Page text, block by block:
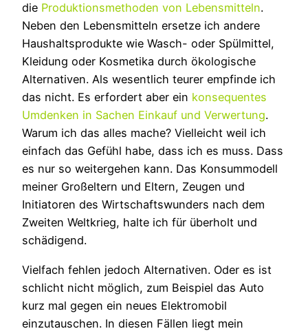
die Produktionsmethoden von Lebensmitteln.
Neben den Lebensmitteln ersetze ich andere
Haushaltsprodukte wie Wasch- oder Spülmittel,
Kleidung oder Kosmetika durch ökologische
Alternativen. Als wesentlich teurer empfinde ich
das nicht. Es erfordert aber ein konsequentes
Umdenken in Sachen Einkauf und Verwertung.
Warum ich das alles mache? Vielleicht weil ich
einfach das Gefühl habe, dass ich es muss. Dass
es nur so weitergehen kann. Das Konsummodell
meiner Großeltern und Eltern, Zeugen und
Initiatoren des Wirtschaftswunders nach dem
Zweiten Weltkrieg, halte ich für überholt und
schädigend.
Vielfach fehlen jedoch Alternativen. Oder es ist
schlicht nicht möglich, zum Beispiel das Auto
kurz mal gegen ein neues Elektromobil
einzutauschen. In diesen Fällen liegt mein